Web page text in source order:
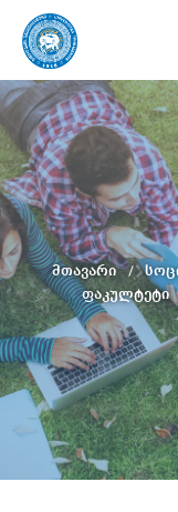
მთავარი
ფაკულტეტი